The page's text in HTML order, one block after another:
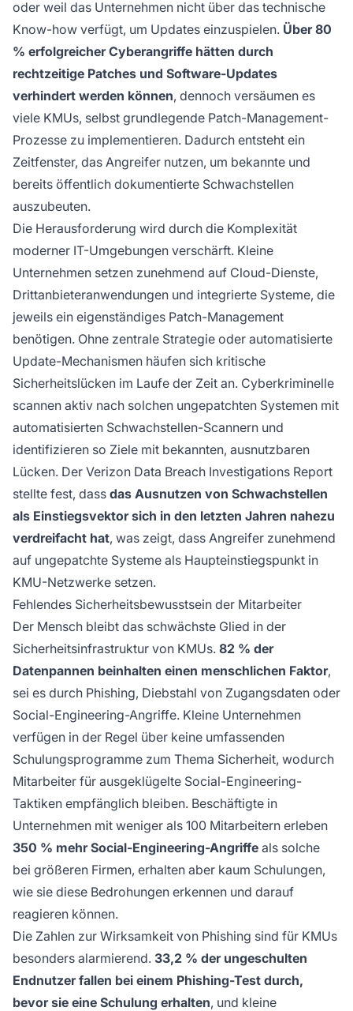
oder weil das Unternehmen nicht über das technische
Know-how verfügt, um Updates einzuspielen. Über 80
% erfolgreicher Cyberangriffe hätten durch
rechtzeitige Patches und Software-Updates
verhindert werden können, dennoch versäumen es
viele KMUs, selbst grundlegende Patch-Management-
Prozesse zu implementieren. Dadurch entsteht ein
Zeitfenster, das Angreifer nutzen, um bekannte und
bereits öffentlich dokumentierte Schwachstellen
auszubeuten.
Die Herausforderung wird durch die Komplexität
moderner IT-Umgebungen verschärft. Kleine
Unternehmen setzen zunehmend auf Cloud-Dienste,
Drittanbieteranwendungen und integrierte Systeme, die
jeweils ein eigenständiges Patch-Management
benötigen. Ohne zentrale Strategie oder automatisierte
Update-Mechanismen häufen sich kritische
Sicherheitslücken im Laufe der Zeit an. Cyberkriminelle
scannen aktiv nach solchen ungepatchten Systemen mit
automatisierten Schwachstellen-Scannern und
identifizieren so Ziele mit bekannten, ausnutzbaren
Lücken. Der Verizon Data Breach Investigations Report
stellte fest, dass das Ausnutzen von Schwachstellen
als Einstiegsvektor sich in den letzten Jahren nahezu
verdreifacht hat, was zeigt, dass Angreifer zunehmend
auf ungepatchte Systeme als Haupteinstiegspunkt in
KMU-Netzwerke setzen.
Fehlendes Sicherheitsbewusstsein der Mitarbeiter
Der Mensch bleibt das schwächste Glied in der
Sicherheitsinfrastruktur von KMUs. 82 % der
Datenpannen beinhalten einen menschlichen Faktor,
sei es durch Phishing, Diebstahl von Zugangsdaten oder
Social-Engineering-Angriffe. Kleine Unternehmen
verfügen in der Regel über keine umfassenden
Schulungsprogramme zum Thema Sicherheit, wodurch
Mitarbeiter für ausgeklügelte Social-Engineering-
Taktiken empfänglich bleiben. Beschäftigte in
Unternehmen mit weniger als 100 Mitarbeitern erleben
350 % mehr Social-Engineering-Angriffe als solche
bei größeren Firmen, erhalten aber kaum Schulungen,
wie sie diese Bedrohungen erkennen und darauf
reagieren können.
Die Zahlen zur Wirksamkeit von Phishing sind für KMUs
besonders alarmierend. 33,2 % der ungeschulten
Endnutzer fallen bei einem Phishing-Test durch,
bevor sie eine Schulung erhalten, und kleine